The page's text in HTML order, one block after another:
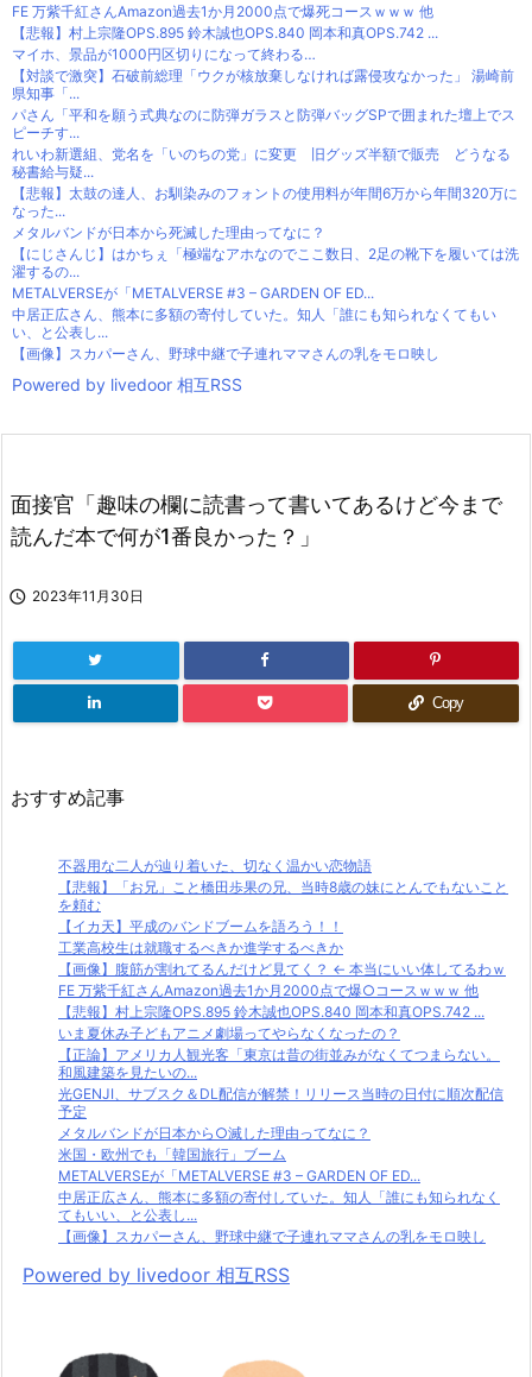
FE 万紫千紅さんAmazon過去1か月2000点で爆死コースｗｗｗ 他
【悲報】村上宗隆OPS.895 鈴木誠也OPS.840 岡本和真OPS.742 ...
マイホ、景品が1000円区切りになって終わる…
【対談で激突】石破前総理「ウクが核放棄しなければ露侵攻なかった」 湯崎前
県知事「...
パさん「平和を願う式典なのに防弾ガラスと防弾バッグSPで囲まれた壇上でス
ピーチす...
れいわ新選組、党名を「いのちの党」に変更 旧グッズ半額で販売 どうなる
秘書給与疑...
【悲報】太鼓の達人、お馴染みのフォントの使用料が年間6万から年間320万に
なった...
メタルバンドが日本から死滅した理由ってなに？
【にじさんじ】はかちぇ「極端なアホなのでここ数日、2足の靴下を履いては洗
濯するの...
METALVERSEが「METALVERSE #3 – GARDEN OF ED...
中居正広さん、熊本に多額の寄付していた。知人「誰にも知られなくてもい
い、と公表し...
【画像】スカパーさん、野球中継で子連れママさんの乳をモロ映し
Powered by livedoor 相互RSS
面接官「趣味の欄に読書って書いてあるけど今まで
読んだ本で何が1番良かった？」
 2023年11月30日
Copy
おすすめ記事
不器用な二人が辿り着いた、切なく温かい恋物語
【悲報】「お兄」こと橋田歩果の兄、当時8歳の妹にとんでもないこと
を頼む
【イカ天】平成のバンドブームを語ろう！！
工業高校生は就職するべきか進学するべきか
【画像】腹筋が割れてるんだけど見てく？ ← 本当にいい体してるわｗ
FE 万紫千紅さんAmazon過去1か月2000点で爆○コースｗｗｗ 他
【悲報】村上宗隆OPS.895 鈴木誠也OPS.840 岡本和真OPS.742 ...
いま夏休み子どもアニメ劇場ってやらなくなったの？
【正論】アメリカ人観光客「東京は昔の街並みがなくてつまらない。
和風建築を見たいの...
光GENJI、サブスク＆DL配信が解禁！リリース当時の日付に順次配信
予定
メタルバンドが日本から○滅した理由ってなに？
米国・欧州でも「韓国旅行」ブーム
METALVERSEが「METALVERSE #3 – GARDEN OF ED...
中居正広さん、熊本に多額の寄付していた。知人「誰にも知られなく
てもいい、と公表し...
【画像】スカパーさん、野球中継で子連れママさんの乳をモロ映し
Powered by livedoor 相互RSS